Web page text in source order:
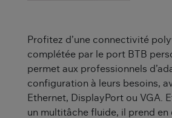
Profitez d’une connectivité
complétée par le port BTB
permet aux professionnels
configuration à leurs besoins,
Ethernet, DisplayPort ou VGA.
un multitâche fluide, il prend en